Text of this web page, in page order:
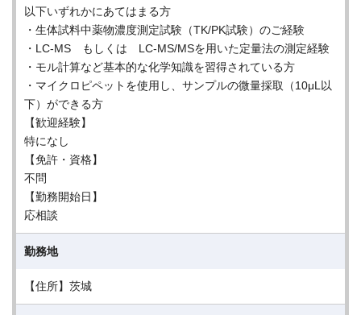
以下いずれかにあてはまる方
・生体試料中薬物濃度測定試験（TK/PK試験）のご経験
・LC-MS もしくは LC-MS/MSを用いた定量法の測定経験
・モル計算など基本的な化学知識を習得されている方
・マイクロピペットを使用し、サンプルの微量採取（10μL以
下）ができる方
【歓迎経験】
特になし
【免許・資格】
不問
【勤務開始日】
応相談
勤務地
【住所】茨城